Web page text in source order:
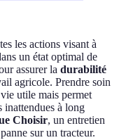
les actions visant à
un état optimal de
assurer la durabilité
agricole. Prendre soin
utile mais permet
inattendues à long
Choisir, un entretien
sur un tracteur.